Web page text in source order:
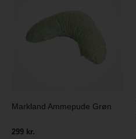
Markland Ammepude Grøn
299 kr.